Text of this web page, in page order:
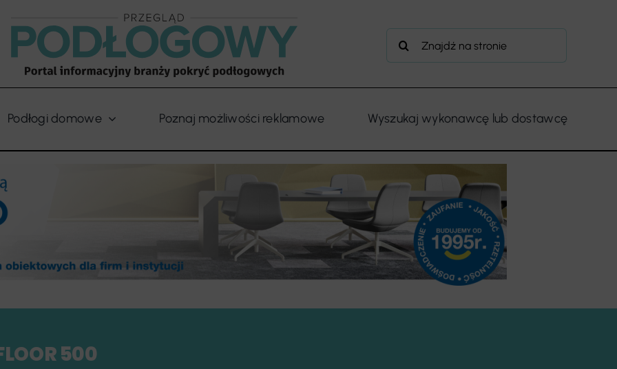
Szukaj
Podłogi domowe Poznaj możliwości reklamowe Wyszukaj wykonawcę lub dostawcę
500